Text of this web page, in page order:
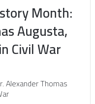
Month:
Augusta,
Civil War